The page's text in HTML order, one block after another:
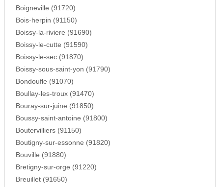
Boigneville (91720)
Bois-herpin (91150)
Boissy-la-riviere (91690)
Boissy-le-cutte (91590)
Boissy-le-sec (91870)
Boissy-sous-saint-yon (91790)
Bondoufle (91070)
Boullay-les-troux (91470)
Bouray-sur-juine (91850)
Boussy-saint-antoine (91800)
Boutervilliers (91150)
Boutigny-sur-essonne (91820)
Bouville (91880)
Bretigny-sur-orge (91220)
Breuillet (91650)